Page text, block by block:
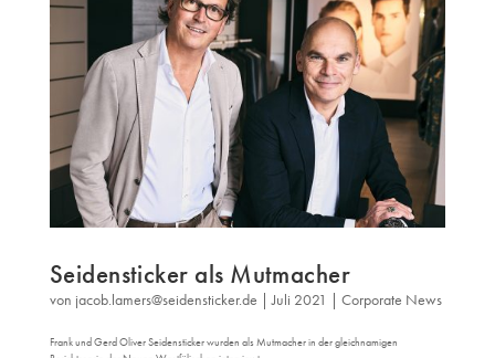
Seidensticker als Mutmacher
von jacob.lamers@seidensticker.de |Juli 2021 Corporate News
Frank und Gerd Oliver Seidensticker wurden als Mutmacher in der gleichnamigen